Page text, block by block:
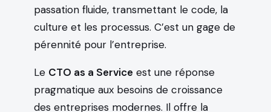
passation fluide, transmettant le code, la
culture et les processus. C’est un gage de
pérennité pour l’entreprise.
Le CTO as a Service est une réponse
pragmatique aux besoins de croissance
des entreprises modernes. Il offre la